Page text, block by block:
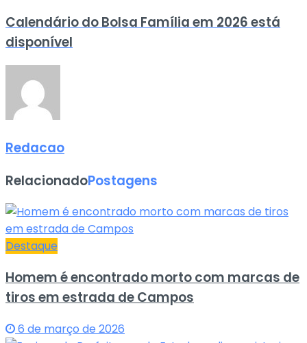
Calendário do Bolsa Família em 2026 está
disponível
Redacao
RelacionadoPostagens
Destaque
Homem é encontrado morto com marcas de
tiros em estrada de Campos
6 de março de 2026